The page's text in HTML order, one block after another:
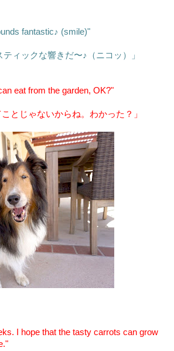
fantastic♪ (smile)"
ィックな響きだ〜♪（ニコッ）」
eat from the garden, OK?"
とじゃないからね。わかった？」
I hope that the tasty carrots can grow